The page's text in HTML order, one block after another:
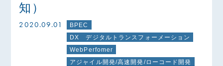
知）
2020.09.01
BPEC
DX デジタルトランスフォーメーション
WebPerfomer
アジャイル開発/高速開発/ローコード開発